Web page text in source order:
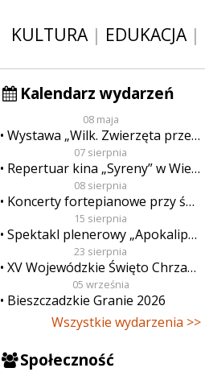
KULTURA| EDUKACJA|
Kalendarz wydarzeń
08 maja
Wystawa „Wilk. Zwierzęta przeklęte”
07 sierpnia
Repertuar kina „Syreny” w Wieluniu w dn. od 7 do 13 sierpnia
08 sierpnia
Koncerty fortepianowe przy świecach
15 sierpnia
Spektakl plenerowy „Apokalipsa”
23 sierpnia
XV Wojewódzkie Święto Chrzanu
05 września
Bieszczadzkie Granie 2026
Wszystkie wydarzenia >>
Społeczność